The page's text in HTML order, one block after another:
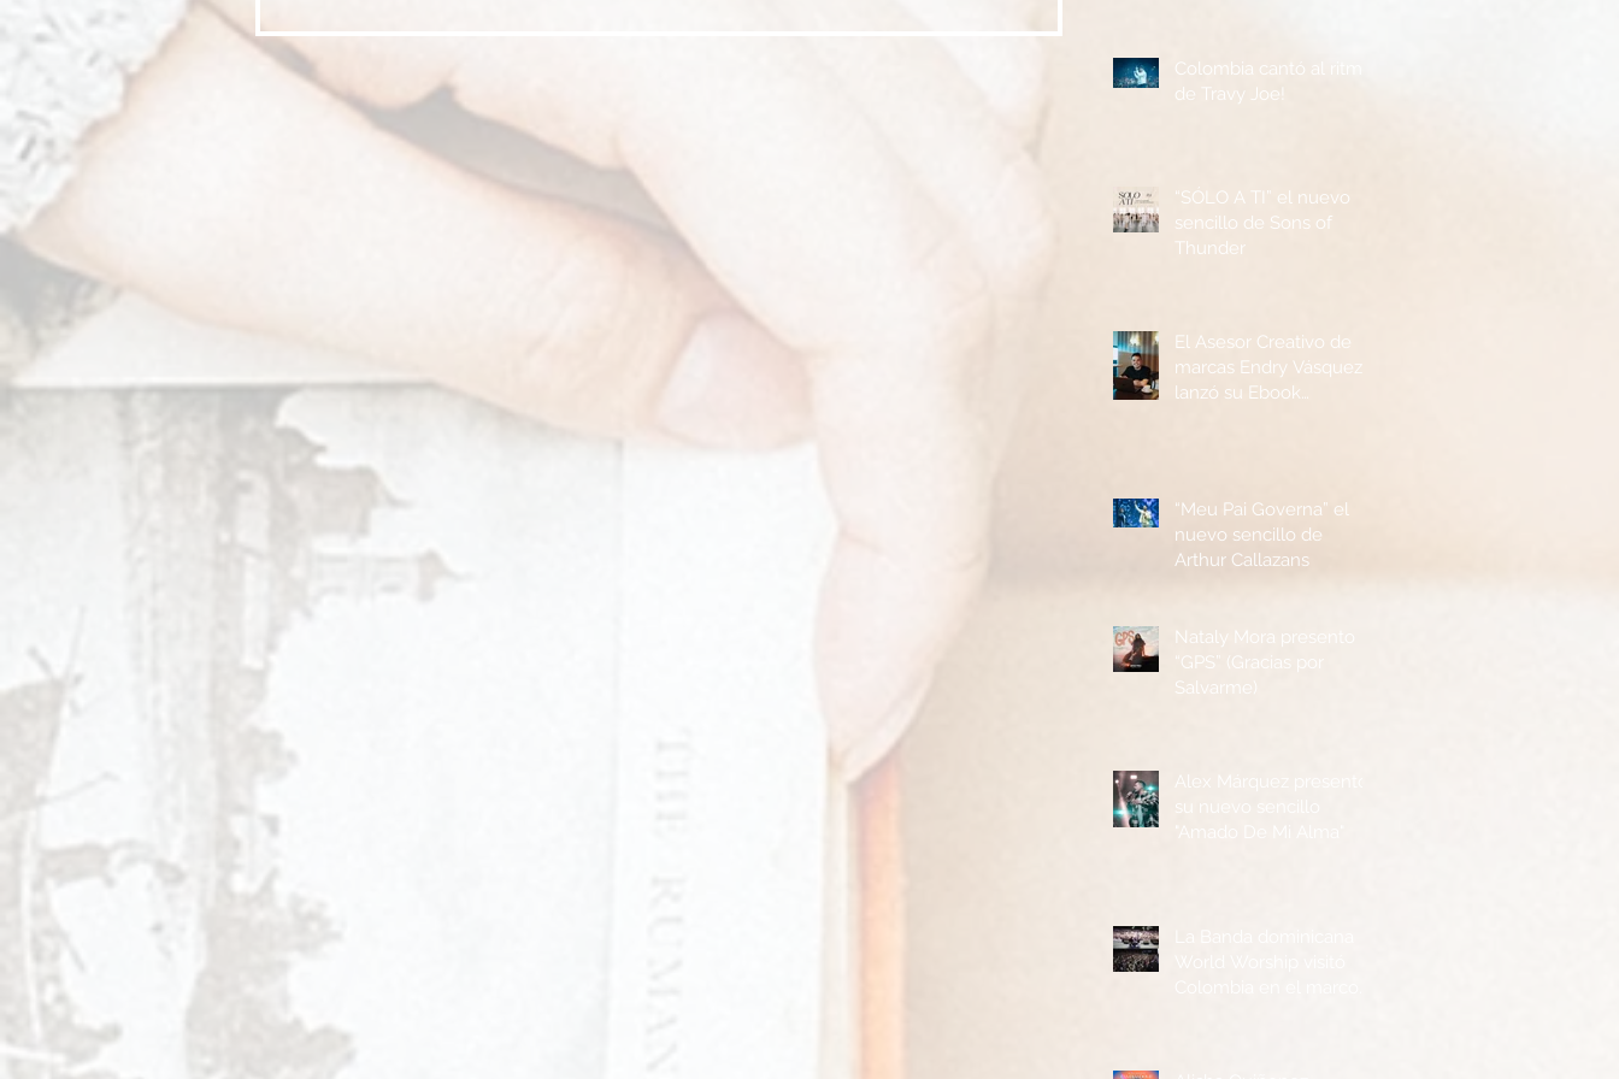
Colombia cantó al ritmo
de Travy Joe!
“SÓLO A TI” el nuevo
sencillo de Sons of
Thunder
El Asesor Creativo de
marcas Endry Vásquez
lanzó su Ebook
“Meu Pai Governa” el
nuevo sencillo de
Arthur Callazans
Nataly Mora presento
“GPS” (Gracias por
Salvarme)
Alex Márquez presentó
su nuevo sencillo
"Amado De Mi Alma"